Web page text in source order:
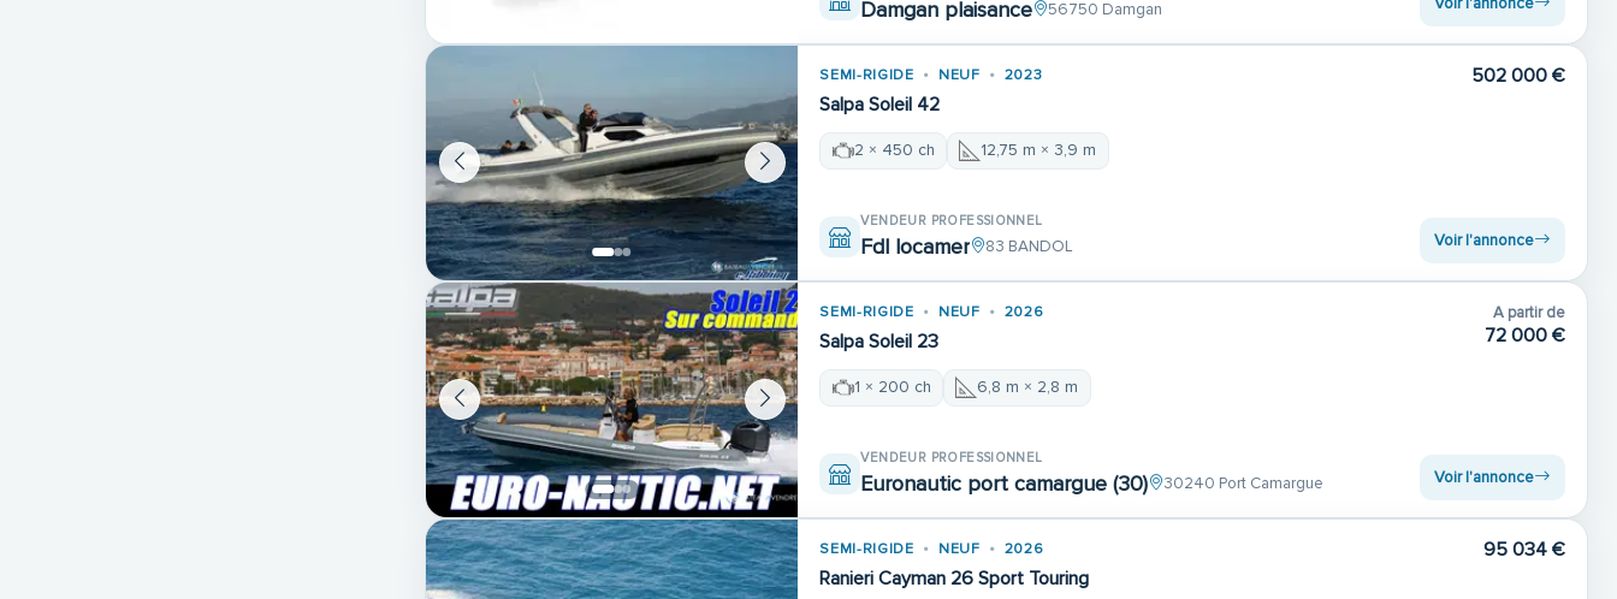
Damgan plaisance 56750 Damgan
SEMI-RIGIDE NEUF 2023
Salpa Soleil 42
502 000 €
2 × 450 ch 12,75 m × 3,9 m
VENDEUR PROFESSIONNEL
Fdl locamer 83 BANDOL Voir l'annonce
SEMI-RIGIDE NEUF 2026
Salpa Soleil 23
A partir de
72 000 €
1 × 200 ch 6,8 m × 2,8 m
VENDEUR PROFESSIONNEL
Euronautic port camargue (30) 30240 Port Camargue Voir l'annonce
SEMI-RIGIDE NEUF 2026
Ranieri Cayman 26 Sport Touring
95 034 €